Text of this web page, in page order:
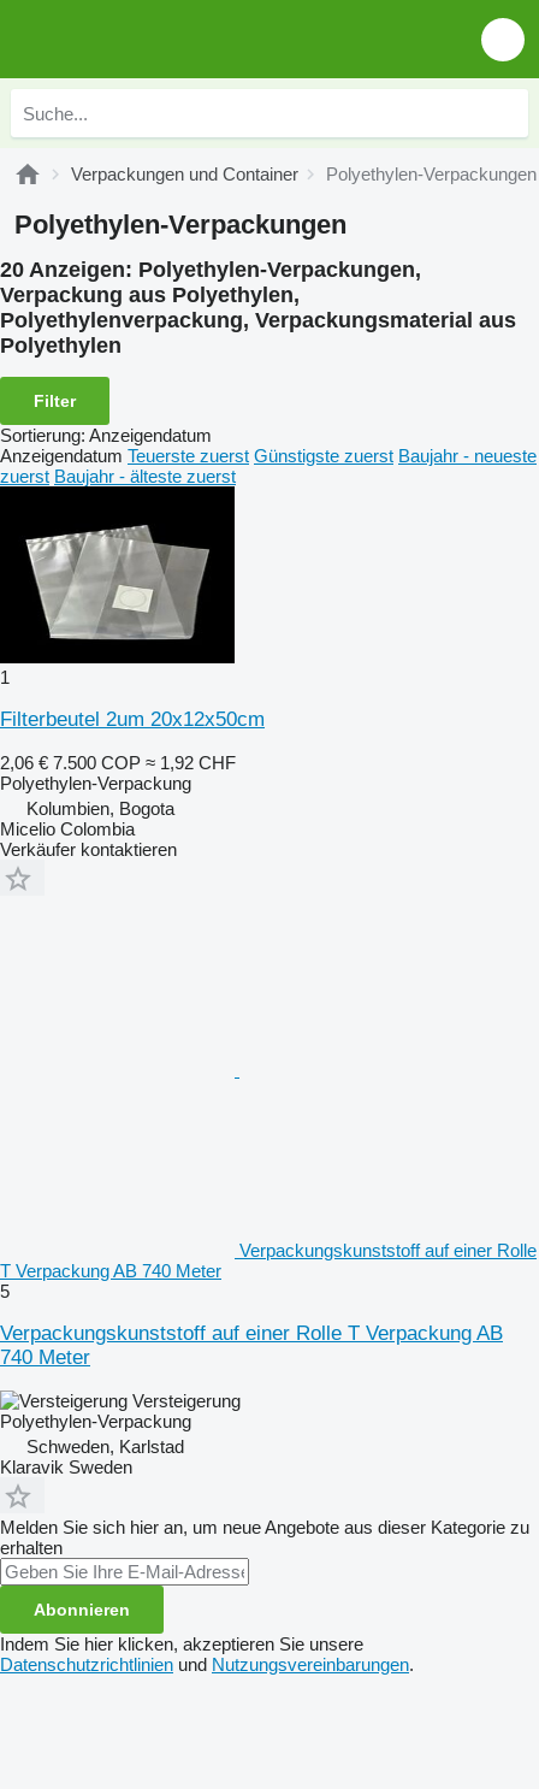
Verpackungen und Container Polyethylen-Verpackungen
Polyethylen-Verpackungen
20 Anzeigen: Polyethylen-Verpackungen,
Verpackung aus Polyethylen,
Polyethylenverpackung, Verpackungsmaterial aus
Polyethylen
Filter
Sortierung: Anzeigendatum
Anzeigendatum Teuerste zuerst Günstigste zuerst Baujahr - neueste
zuerst Baujahr - älteste zuerst
1
Filterbeutel 2um 20x12x50cm
2,06 € 7.500 COP ≈ 1,92 CHF
Polyethylen-Verpackung
Kolumbien, Bogota
Micelio Colombia
Verkäufer kontaktieren
Verpackungskunststoff auf einer Rolle
T Verpackung AB 740 Meter
5
Verpackungskunststoff auf einer Rolle T Verpackung AB
740 Meter
Versteigerung
Polyethylen-Verpackung
Schweden, Karlstad
Klaravik Sweden
Melden Sie sich hier an, um neue Angebote aus dieser Kategorie zu
erhalten
Abonnieren
Indem Sie hier klicken, akzeptieren Sie unsere
Datenschutzrichtlinien und Nutzungsvereinbarungen.